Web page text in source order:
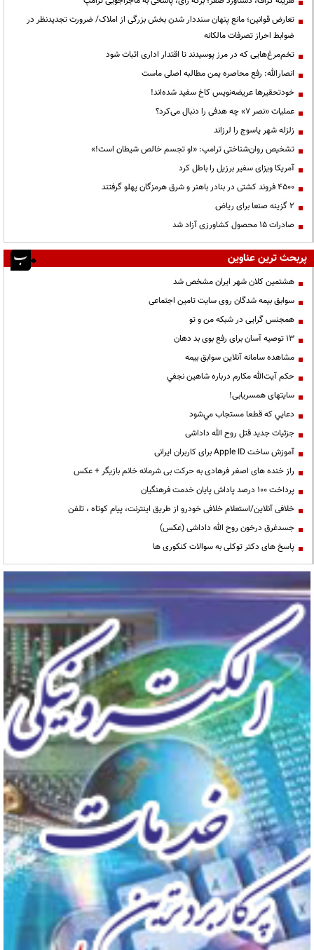
تعارض قوانین؛ مانع پنهان سنددار شدن بخش بزرگی از املاک/ ضرورت تجدیدنظر در
ضوابط احراز تصرفات مالکانه
تخم‌مرغ‌هایی که در مرز پوسیدند تا اقتدار اداری اثبات شود
انصارالله: رفع محاصره یمن مطالبه اصلی ماست
خودتحقیرها عریضه‌نویس کاخ سفید شده‌اند!
عملیات «نصر ۷» چه هدفی را دنبال می‌کرد؟
زلزله شهر یاسوج را لرزاند
تشخیص روان‌شناختی ترامپ: «او تجسم خالص شیطان است!»
آمریکا ویزای سفیر برزیل را باطل کرد
۴۵۰۰ فروند کشتی در بنادر باهنر و شرق هرمزگان پهلو گرفتند
۲ گزینه صنعا برای ریاض
صادرات ۱۵ محصول کشاورزی آزاد شد
پربحث ترین عناوین
هشتمین کلان شهر ایران مشخص شد
سوابق بیمه شدگان روی سایت تامین اجتماعی
همجنس گرایی در شبکه من و تو
13 توصیه آسان برای رفع بوی بد دهان
مشاهده سامانه آنلاين سوابق بیمه
حكم آيت‌الله مكارم درباره شاهين نجفي
سایتهای همسریابی!
دعايي كه قطعا مستجاب مي‌شود
جزئیات جدید قتل روح الله داداشی
آموزش ساخت Apple ID برای کاربران ایرانی
راز خنده های اصغر فرهادی به حرکت بی شرمانه خانم بازیگر + عکس
پرداخت ۱۰۰ درصد پاداش پایان خدمت فرهنگیان
خلافی آنلاین/استعلام خلافی خودرو از طریق اینترنت، پیام کوتاه ، تلفن
جسدغرق درخون روح الله داداشی (عکس)
پاسخ های دکتر توکلی به سوالات کنکوری ها